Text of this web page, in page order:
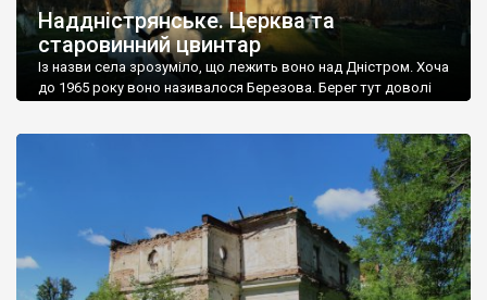
Наддністрянське. Церква та
старовинний цвинтар
Із назви села зрозуміло, що лежить воно над Дністром. Хоча
до 1965 року воно називалося Березова. Берег тут доволі
Наддністрянське відрізняється від більшості навколишніх
сіл. У селі є мурована Михайлівська церква. Точної дати […]